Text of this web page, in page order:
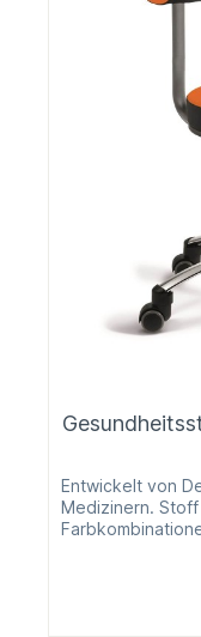
Entwickelt von
Medizinern.